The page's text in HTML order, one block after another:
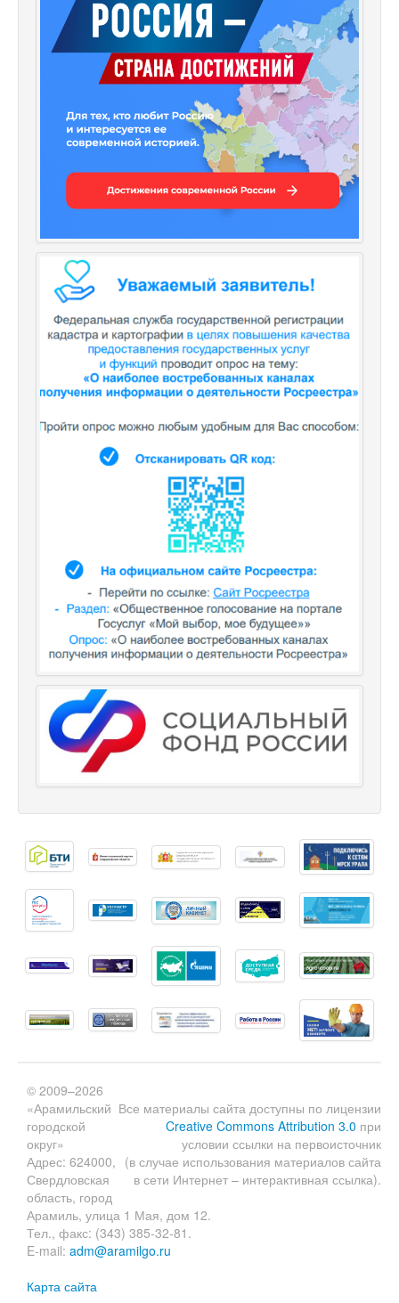
Все материалы сайта доступны по лицензии
Creative Commons Attribution 3.0 при
условии ссылки на первоисточник
(в случае использования материалов сайта
в сети Интернет – интерактивная ссылка).
© 2009–2026
«Арамильский
городской
округ»
Адрес: 624000,
Свердловская
область, город
Арамиль, улица 1 Мая, дом 12.
Тел., факс: (343) 385-32-81.
E-mail: adm@aramilgo.ru
Карта сайта